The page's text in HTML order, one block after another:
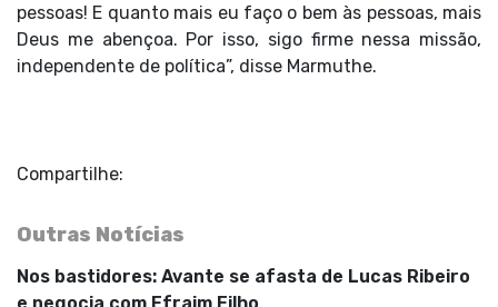
pessoas! E quanto mais eu faço o bem às pessoas, mais
Deus me abençoa. Por isso, sigo firme nessa missão,
independente de política”, disse Marmuthe.
Compartilhe:
Outras Notícias
Nos bastidores: Avante se afasta de Lucas Ribeiro
e negocia com Efraim Filho